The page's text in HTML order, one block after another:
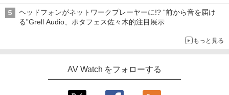
ヘッドフォンがネットワークプレーヤーに!? “前から音を届け
る”Grell Audio、ポタフェス佐々木的注目展示
もっと見る
AV Watch をフォローする